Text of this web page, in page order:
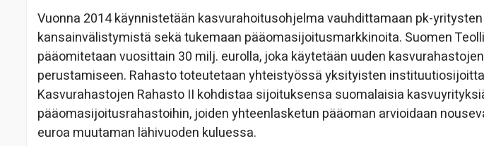
Vuonna 2014 käynnistetään kasvurahoitusohjelma vauhdittamaan pk-
kansainvälistymistä sekä tukemaan pääomasijoitusmarkkinoita. Suomen
pääomitetaan vuosittain 30 milj. eurolla, joka käytetään uuden
perustamiseen. Rahasto toteutetaan yhteistyössä yksityisten
Kasvurahastojen Rahasto II kohdistaa sijoituksensa suomalaisia
pääomasijoitusrahastoihin, joiden yhteenlasketun pääoman arvioidaan
euroa muutaman lähivuoden kuluessa.